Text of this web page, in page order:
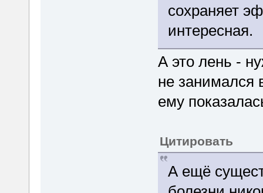
сохраняет
интересная.
А это лень -
не занимался
ему
Цитировать
А ещё